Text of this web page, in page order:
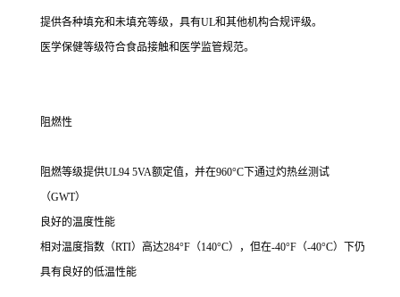
提供各种填充和未填充等级，具有UL和其他机构合规评级。
医学保健等级符合食品接触和医学监管规范。
阻燃性
阻燃等级提供UL94 5VA额定值，并在960°C下通过灼热丝测试
（GWT）
良好的温度性能
相对温度指数（RTI）高达284°F（140°C），但在-40°F（-40°C）下仍
具有良好的低温性能